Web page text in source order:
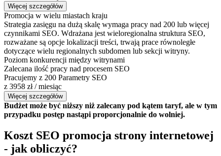
Więcej szczegółów
Promocja w wielu miastach kraju
Strategia zasięgu na dużą skalę wymaga pracy nad 200 lub więcej
czynnikami SEO. Wdrażana jest wieloregionalna struktura SEO,
rozważane są opcje lokalizacji treści, trwają prace równoległe
dotyczące wielu regionalnych subdomen lub sekcji witryny.
Poziom konkurencji między witrynami
Zalecana ilość pracy nad procesem SEO
Pracujemy z 200 Parametry SEO
z 3958 zł / miesiąc
Więcej szczegółów
Budżet może być niższy niż zalecany pod kątem taryf, ale w tym
przypadku postęp nastąpi proporcjonalnie do wolniej.
Koszt SEO promocja strony internetowej
- jak obliczyć?